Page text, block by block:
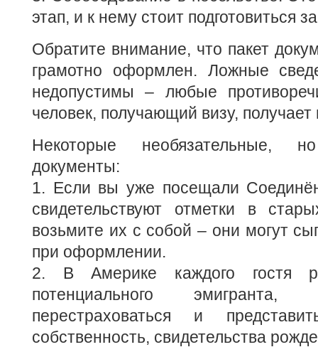
этап, и к нему стоит подготовиться
Обратите внимание, что пакет
грамотно оформлен. Ложные
недопустимы – любые
человек, получающий визу,
Некоторые необязательные,
документы:
1. Если вы уже посещали
свидетельствуют отметки в
возьмите их с собой – они могут
при оформлении.
2. В Америке каждого гостя
потенциального
перестраховаться и
собственность, свидетельства